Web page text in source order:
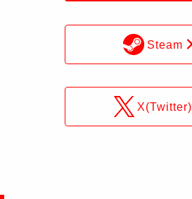
Steam
X(Twitter)